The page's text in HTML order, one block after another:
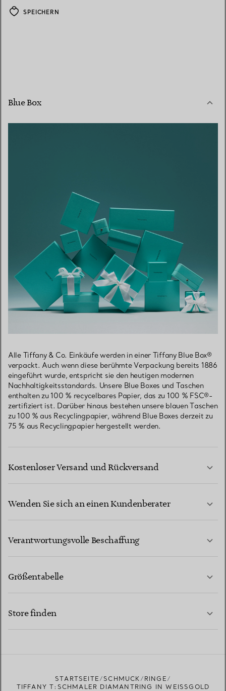
SPEICHERN
Blue Box
Alle Tiffany & Co. Einkäufe werden in einer Tiffany Blue Box®
verpackt. Auch wenn diese berühmte Verpackung bereits 1886
eingeführt wurde, entspricht sie den heutigen modernen
Nachhaltigkeitsstandards. Unsere Blue Boxes und Taschen
enthalten zu 100 % recycelbares Papier, das zu 100 % FSC®-
zertifiziert ist. Darüber hinaus bestehen unsere blauen Taschen
zu 100 % aus Recyclingpapier, während Blue Boxes derzeit zu
75 % aus Recyclingpapier hergestellt werden.
Kostenloser Versand und Rückversand
Wenden Sie sich an einen Kundenberater
Verantwortungsvolle Beschaffung
Größentabelle
Store finden
STARTSEITE SCHMUCK
RINGE
TIFFANY T:SCHMALER DIAMANTRING IN WEISSGOLD